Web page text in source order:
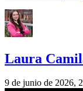
Laura
9 de junio de 2026,